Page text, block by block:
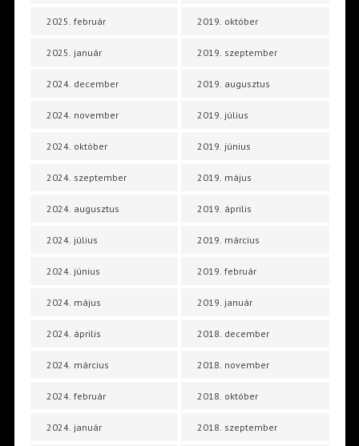
2025. február
2025. január
2024. december
2024. november
2024. október
2024. szeptember
2024. augusztus
2024. július
2024. június
2024. május
2024. április
2024. március
2024. február
2024. január
2019. október
2019. szeptember
2019. augusztus
2019. július
2019. június
2019. május
2019. április
2019. március
2019. február
2019. január
2018. december
2018. november
2018. október
2018. szeptember